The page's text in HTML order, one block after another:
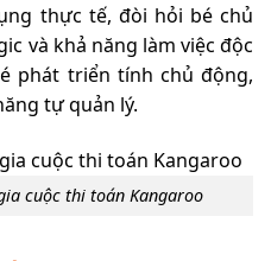
thực tế, đòi hỏi bé chủ
và khả năng làm việc độc
phát triển tính chủ động,
tự quản lý.
cuộc thi toán Kangaroo